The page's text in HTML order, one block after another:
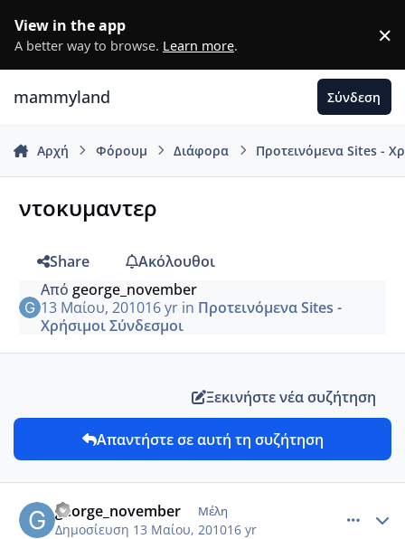
View in the app
A better way to browse. Learn more. ×
mammyland Σύνδεση
Αρχή Φόρουμ Διάφορα Προτεινόμενα Sites -
ντοκυμαντερ
Share
Ακόλουθοι
Από george_november
13 Μαίου, 201016 yrin Προτεινόμενα Sites -
Χρήσιμοι Σύνδεσμοι
Ξεκινήστε νέα συζήτηση
Απαντήστε σε αυτή τη συζήτηση
george_november Μέλη
Δημοσίευση 13 Μαίου, 201016 yr